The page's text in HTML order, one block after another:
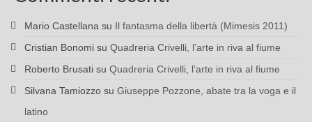
Mario Castellana su Il fantasma della libertà (Mimesis 2011)
Cristian Bonomi su Quadreria Crivelli, l’arte in riva al fiume
Roberto Brusati su Quadreria Crivelli, l’arte in riva al fiume
Silvana Tamiozzo su Giuseppe Pozzone, abate tra la voga e il
latino